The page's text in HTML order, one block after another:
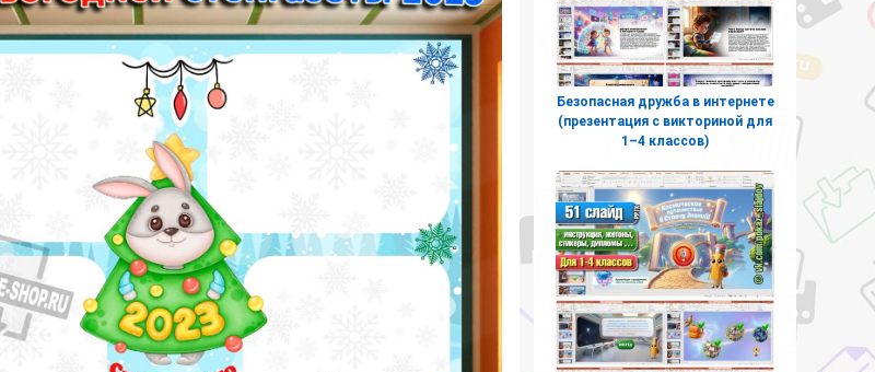
Безопасная дружба в интернете
(презентация с викториной для
1–4 классов)